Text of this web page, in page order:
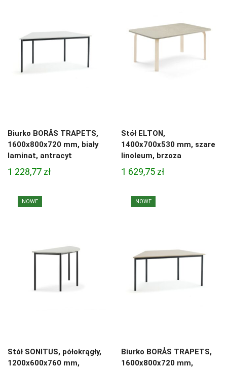
Biurko BORÅS TRAPETS,
1600x800x720 mm, biały
laminat, antracyt
1 228,77 zł
Stół ELTON,
1400x700x530 mm, szare
linoleum, brzoza
1 629,75 zł
NOWE
Stół SONITUS, półokrągły,
1200x600x760 mm,
NOWE
Biurko BORÅS TRAPETS,
1600x800x720 mm,